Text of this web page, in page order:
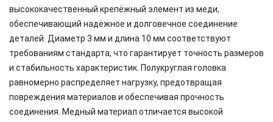
высококачественный крепёжный элемент из меди,
обеспечивающий надёжное и долговечное соединение
деталей. Диаметр 3 мм и длина 10 мм соответствуют
требованиям стандарта, что гарантирует точность размеров
и стабильность характеристик. Полукруглая головка
равномерно распределяет нагрузку, предотвращая
повреждения материалов и обеспечивая прочность
соединения. Медный материал отличается высокой